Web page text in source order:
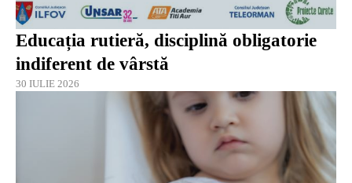
Educația rutieră, disciplină obligatorie
indiferent de vârstă
30 IULIE 2026